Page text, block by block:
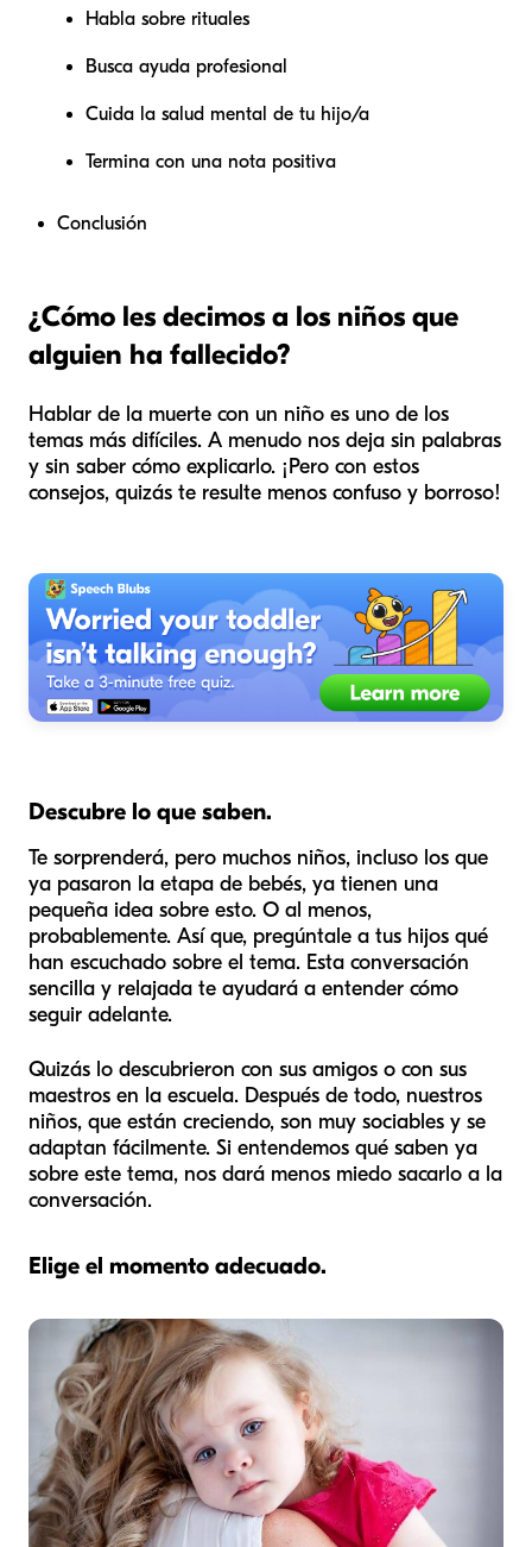
Habla sobre rituales
Busca ayuda profesional
Cuida la salud mental de tu hijo/a
Termina con una nota positiva
Conclusión
¿Cómo les decimos a los niños que
alguien ha fallecido?
Hablar de la muerte con un niño es uno de los
temas más difíciles. A menudo nos deja sin palabras
y sin saber cómo explicarlo. ¡Pero con estos
consejos, quizás te resulte menos confuso y borroso!
Descubre lo que saben.
Te sorprenderá, pero muchos niños, incluso los que
ya pasaron la etapa de bebés, ya tienen una
pequeña idea sobre esto. O al menos,
probablemente. Así que, pregúntale a tus hijos qué
han escuchado sobre el tema. Esta conversación
sencilla y relajada te ayudará a entender cómo
seguir adelante.
Quizás lo descubrieron con sus amigos o con sus
maestros en la escuela. Después de todo, nuestros
niños, que están creciendo, son muy sociables y se
adaptan fácilmente. Si entendemos qué saben ya
sobre este tema, nos dará menos miedo sacarlo a la
conversación.
Elige el momento adecuado.